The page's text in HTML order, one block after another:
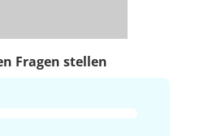
Fragen stellen